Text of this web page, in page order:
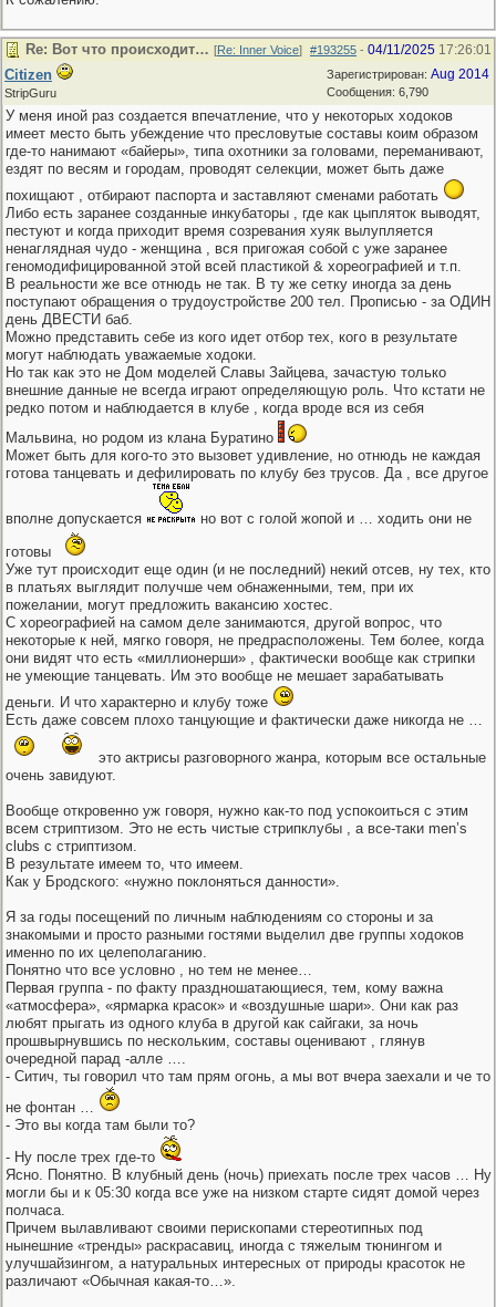
#193255 - 04/11/2025 17:26:01
Re: Вот что происходит… [Re: Inner Voice]
Зарегистрирован: Aug 2014
Сообщения: 6,790
Citizen
StripGuru
У меня иной раз создается впечатление, что у некоторых ходоков
имеет место быть убеждение что пресловутые составы коим образом
где-то нанимают «байеры», типа охотники за головами, переманивают,
ездят по весям и городам, проводят селекции, может быть даже
похищают , отбирают паспорта и заставляют сменами работать
Либо есть заранее созданные инкубаторы , где как цыпляток выводят,
пестуют и когда приходит время созревания хуяк вылупляется
ненаглядная чудо - женщина , вся пригожая собой с уже заранее
геномодифицированной этой всей пластикой & хореографией и т.п.
В реальности же все отнюдь не так. В ту же сетку иногда за день
поступают обращения о трудоустройстве 200 тел. Прописью - за ОДИН
день ДВЕСТИ баб.
Можно представить себе из кого идет отбор тех, кого в результате
могут наблюдать уважаемые ходоки.
Но так как это не Дом моделей Славы Зайцева, зачастую только
внешние данные не всегда играют определяющую роль. Что кстати не
редко потом и наблюдается в клубе , когда вроде вся из себя
Мальвина, но родом из клана Буратино
Может быть для кого-то это вызовет удивление, но отнюдь не каждая
готова танцевать и дефилировать по клубу без трусов. Да , все другое
вполне допускается
но вот с голой жопой и … ходить они не
готовы
Уже тут происходит еще один (и не последний) некий отсев, ну тех, кто
в платьях выглядит получше чем обнаженными, тем, при их
пожелании, могут предложить вакансию хостес.
С хореографией на самом деле занимаются, другой вопрос, что
некоторые к ней, мягко говоря, не предрасположены. Тем более, когда
они видят что есть «миллионерши» , фактически вообще как стрипки
не умеющие танцевать. Им это вообще не мешает зарабатывать
деньги. И что характерно и клубу тоже
Есть даже совсем плохо танцующие и фактически даже никогда не …
это актрисы разговорного жанра, которым все остальные
очень завидуют.
Вообще откровенно уж говоря, нужно как-то под успокоиться с этим
всем стриптизом. Это не есть чистые стрипклубы , а все-таки men’s
clubs с стриптизом.
В результате имеем то, что имеем.
Как у Бродского: «нужно поклоняться данности».
Я за годы посещений по личным наблюдениям со стороны и за
знакомыми и просто разными гостями выделил две группы ходоков
именно по их целеполаганию.
Понятно что все условно , но тем не менее…
Первая группа - по факту праздношатающиеся, тем, кому важна
«атмосфера», «ярмарка красок» и «воздушные шари». Они как раз
любят прыгать из одного клуба в другой как сайгаки, за ночь
прошвырнувшись по нескольким, составы оценивают , глянув
очередной парад -алле ….
- Ситич, ты говорил что там прям огонь, а мы вот вчера заехали и че то
не фонтан …
- Это вы когда там были то?
- Ну после трех где-то
Ясно. Понятно. В клубный день (ночь) приехать после трех часов … Ну
могли бы и к 05:30 когда все уже на низком старте сидят домой через
полчаса.
Причем вылавливают своими перископами стереотипных под
нынешние «тренды» раскрасавиц, иногда с тяжелым тюнингом и
улучшайзингом, а натуральных интересных от природы красоток не
различают «Обычная какая-то…».